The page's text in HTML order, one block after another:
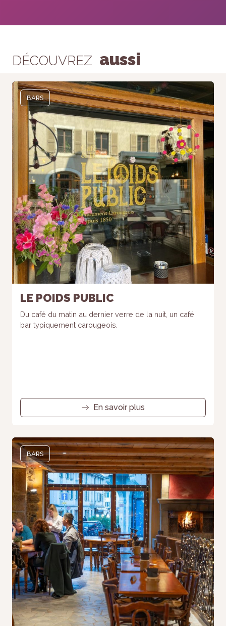
DÉCOUVREZ aussi
BARS
LE POIDS PUBLIC
Du café du matin au dernier verre de la nuit, un café
bar typiquement carougeois.
En savoir plus
BARS